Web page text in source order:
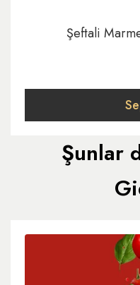
Şeftali
Şunlar